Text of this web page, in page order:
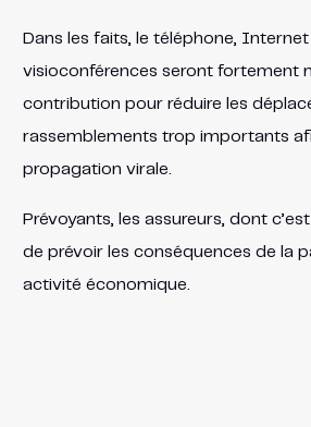
Dans les faits, le téléphone, Internet
visioconférences seront fortement
contribution pour réduire les
rassemblements trop importants
propagation virale.
Prévoyants, les assureurs, dont
de prévoir les conséquences de la
activité économique.